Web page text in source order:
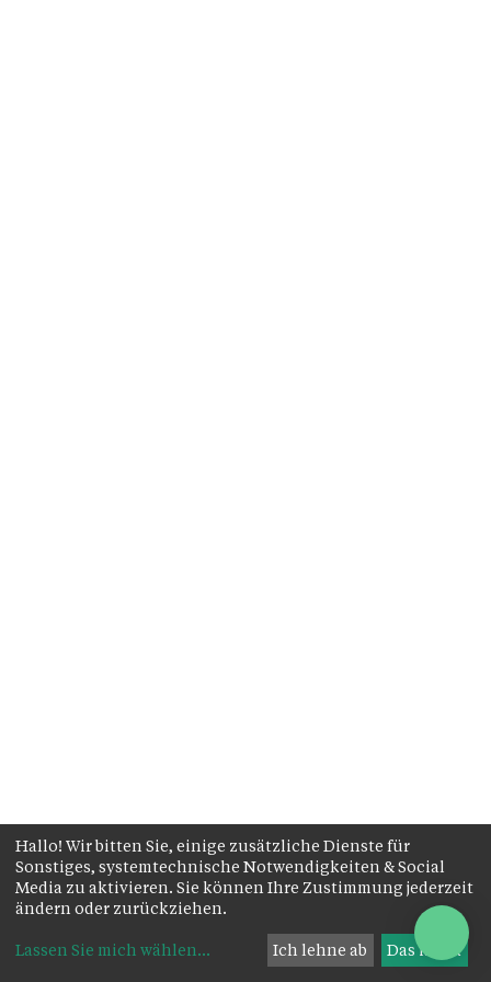
Hallo! Wir bitten Sie, einige zusätzliche Dienste für
Sonstiges, systemtechnische Notwendigkeiten & Social
Media zu aktivieren. Sie können Ihre Zustimmung jederzeit
ändern oder zurückziehen.
Lassen Sie mich wählen... Ich lehne ab Das ist ok